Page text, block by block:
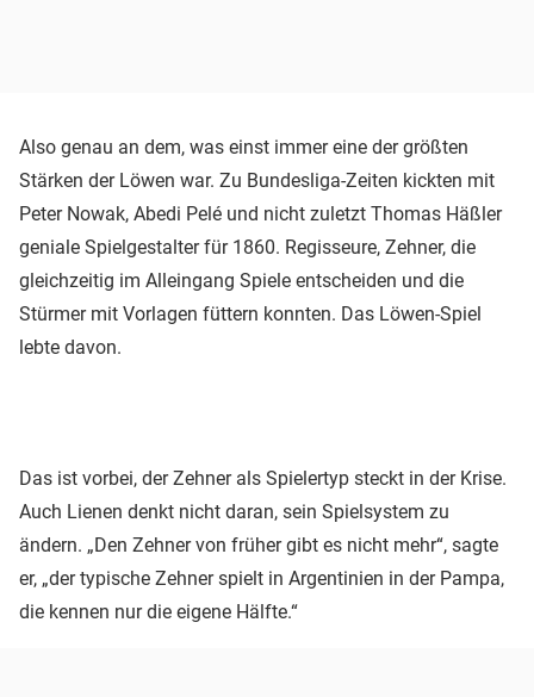
Also genau an dem, was einst immer eine der größten
Stärken der Löwen war. Zu Bundesliga-Zeiten kickten mit
Peter Nowak, Abedi Pelé und nicht zuletzt Thomas Häßler
geniale Spielgestalter für 1860. Regisseure, Zehner, die
gleichzeitig im Alleingang Spiele entscheiden und die
Stürmer mit Vorlagen füttern konnten. Das Löwen-Spiel
lebte davon.
Das ist vorbei, der Zehner als Spielertyp steckt in der Krise.
Auch Lienen denkt nicht daran, sein Spielsystem zu
ändern. „Den Zehner von früher gibt es nicht mehr“, sagte
er, „der typische Zehner spielt in Argentinien in der Pampa,
die kennen nur die eigene Hälfte.“